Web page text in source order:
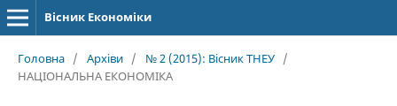
Вісник Економіки
Головна / Архіви / № 2 (2015): Вісник ТНЕУ /
НАЦІОНАЛЬНА ЕКОНОМІКА